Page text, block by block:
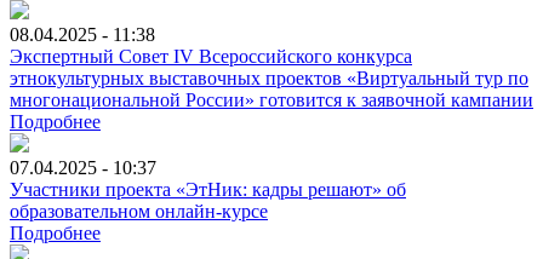
08.04.2025 - 11:38
Экспертный Совет IV Всероссийского конкурса
этнокультурных выставочных проектов «Виртуальный тур по
многонациональной России» готовится к заявочной кампании
Подробнее
07.04.2025 - 10:37
Участники проекта «ЭтНик: кадры решают» об
образовательном онлайн-курсе
Подробнее